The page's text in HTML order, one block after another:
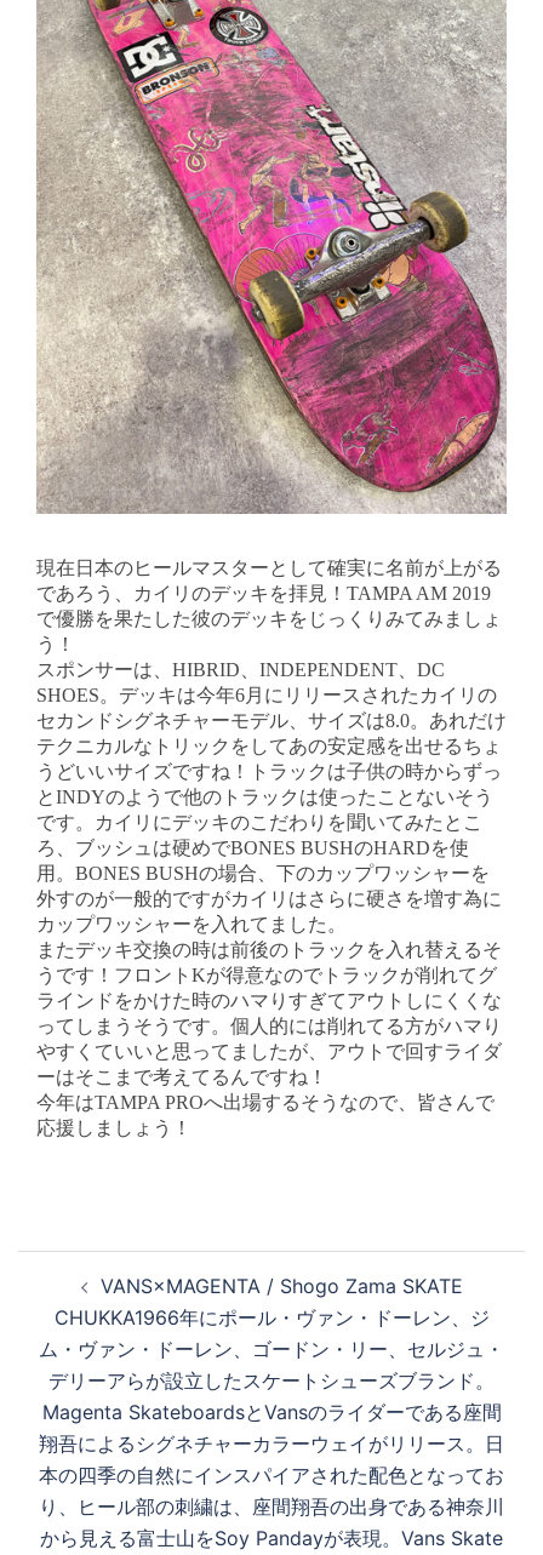
現在日本のヒールマスターとして確実に名前が上がる
であろう、カイリのデッキを拝見！TAMPA AM 2019
で優勝を果たした彼のデッキをじっくりみてみましょ
う！
スポンサーは、HIBRID、INDEPENDENT、DC
SHOES。デッキは今年6月にリリースされたカイリの
セカンドシグネチャーモデル、サイズは8.0。あれだけ
テクニカルなトリックをしてあの安定感を出せるちょ
うどいいサイズですね！トラックは子供の時からずっ
とINDYのようで他のトラックは使ったことないそう
です。カイリにデッキのこだわりを聞いてみたとこ
ろ、ブッシュは硬めでBONES BUSHのHARDを使
用。BONES BUSHの場合、下のカップワッシャーを
外すのが一般的ですがカイリはさらに硬さを増す為に
カップワッシャーを入れてました。
またデッキ交換の時は前後のトラックを入れ替えるそ
うです！フロントKが得意なのでトラックが削れてグ
ラインドをかけた時のハマりすぎてアウトしにくくな
ってしまうそうです。個人的には削れてる方がハマり
やすくていいと思ってましたが、アウトで回すライダ
ーはそこまで考えてるんですね！
今年はTAMPA PROへ出場するそうなので、皆さんで
応援しましょう！
ビ
ゲ
ー
シ
ョ
ン
VANS×MAGENTA / Shogo Zama SKATE
CHUKKA1966年にポール・ヴァン・ドーレン、ジ
ム・ヴァン・ドーレン、ゴードン・リー、セルジュ・
デリーアらが設立したスケートシューズブランド。
Magenta SkateboardsとVansのライダーである座間
翔吾によるシグネチャーカラーウェイがリリース。日
本の四季の自然にインスパイアされた配色となってお
り、ヒール部の刺繍は、座間翔吾の出身である神奈川
から見える富士山をSoy Pandayが表現。Vans Skate